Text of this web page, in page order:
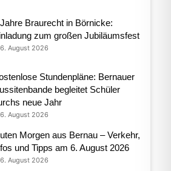
Braurecht in Börnicke:
zum großen Jubiläumsfest
6. August 2026
Stundenpläne: Bernauer
begleitet Schüler
neue Jahr
6. August 2026
Morgen aus Bernau – Verkehr,
und Tipps am 6. August 2026
6. August 2026